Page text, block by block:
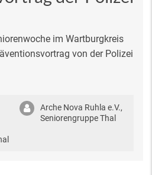
im Wartburgkreis
von der Polizei
Arche Nova Ruhla e.V.,
Seniorengruppe Thal